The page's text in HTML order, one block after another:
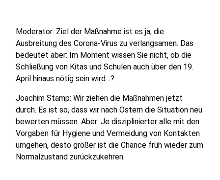
Moderator: Ziel der Maßnahme ist es ja, die
Ausbreitung des Corona-Virus zu verlangsamen. Das
bedeutet aber: Im Moment wissen Sie nicht, ob die
Schließung von Kitas und Schulen auch über den 19.
April hinaus nötig sein wird…?
Joachim Stamp: Wir ziehen die Maßnahmen jetzt
durch. Es ist so, dass wir nach Ostern die Situation neu
bewerten müssen. Aber: Je disziplinierter alle mit den
Vorgaben für Hygiene und Vermeidung von Kontakten
umgehen, desto größer ist die Chance früh wieder zum
Normalzustand zurückzukehren.